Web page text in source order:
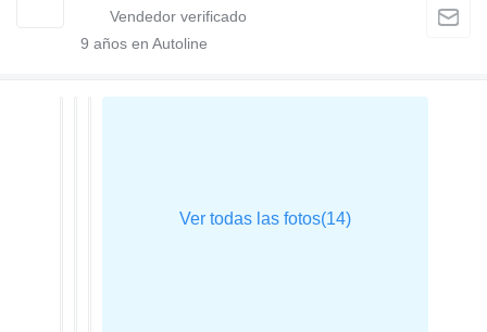
9 años en Autoline